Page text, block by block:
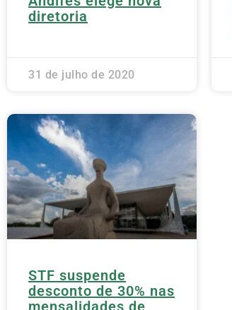
diretoria
31 de julho de 2020
STF suspende
desconto de 30% nas
mensalidades de